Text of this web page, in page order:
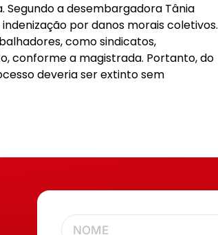
Segundo a desembargadora Tânia
por danos morais coletivos.
como sindicatos,
conforme a magistrada. Portanto, do
deveria ser extinto sem